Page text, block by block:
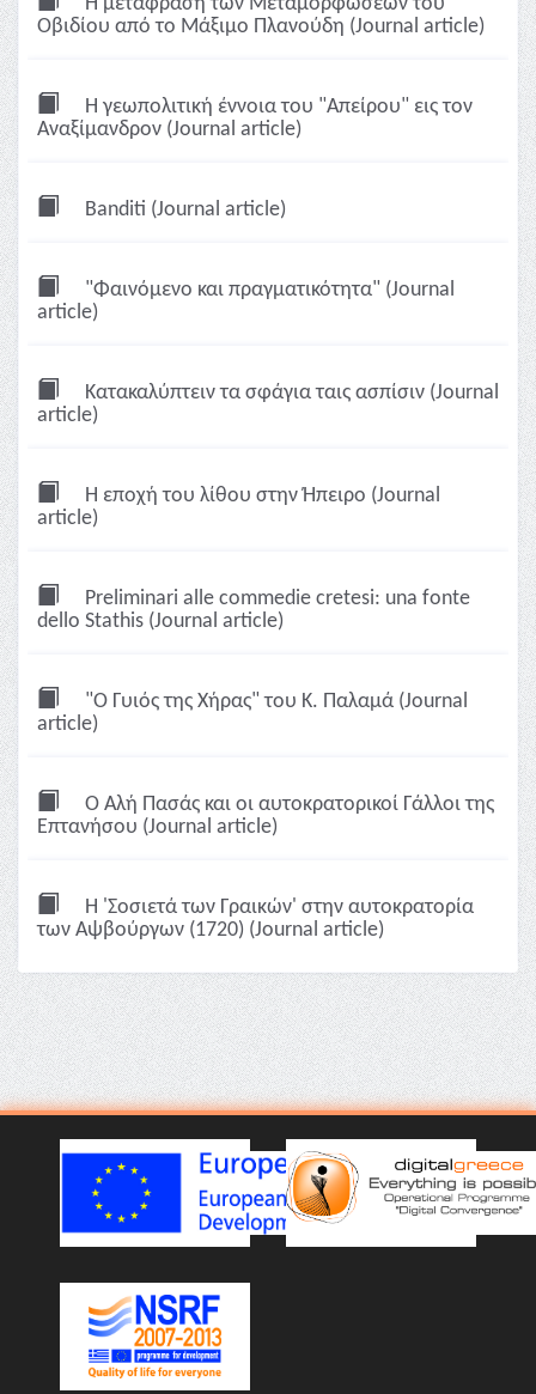
Οβιδίου από το Μάξιμο Πλανούδη (Journal article)
Η γεωπολιτική έννοια του "Απείρου" εις τον
Αναξίμανδρον (Journal article)
Banditi (Journal article)
"Φαινόμενο και πραγματικότητα" (Journal
article)
Κατακαλύπτειν τα σφάγια ταις ασπίσιν (Journal
article)
Η εποχή του λίθου στην Ήπειρο (Journal
article)
Preliminari alle commedie cretesi: una fonte
dello Stathis (Journal article)
"Ο Γυιός της Χήρας" του Κ. Παλαμά (Journal
article)
Ο Αλή Πασάς και οι αυτοκρατορικοί Γάλλοι της
Επτανήσου (Journal article)
Η 'Σοσιετά των Γραικών' στην αυτοκρατορία
των Αψβούργων (1720) (Journal article)